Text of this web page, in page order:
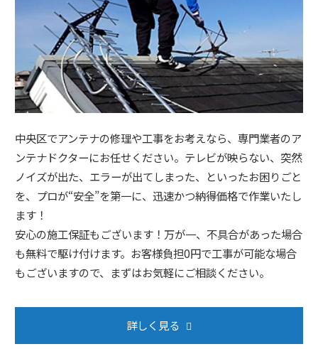
中央区でアンテナの修理や工事をお考えなら、専門業者のア
ンテナドクターにお任せください。テレビが映らない、突然
ノイズが出た、エラーが出てしまった、といったお困りごと
を、プロが“安全”を第一に、迅速かつ納得価格で作業いたし
ます！
安心の施工保証もございます！万が一、不具合があった場合
も無料で駆け付けます。お客様負担0円で工事が可能な場合
もございますので、まずはお気軽にご相談ください。
詳しく見る